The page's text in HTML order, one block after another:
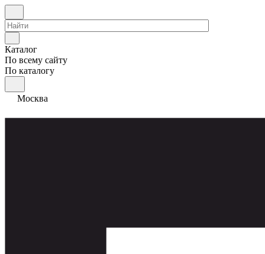
Каталог
По всему сайту
По каталогу
Москва